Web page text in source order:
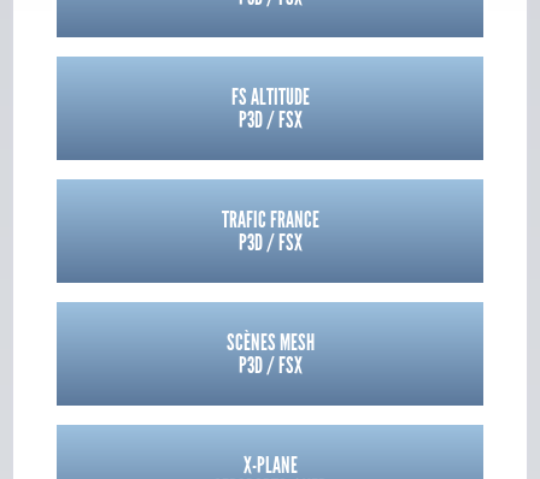
FS ALTITUDE
P3D / FSX
TRAFIC FRANCE
P3D / FSX
SCÈNES MESH
P3D / FSX
X-PLANE